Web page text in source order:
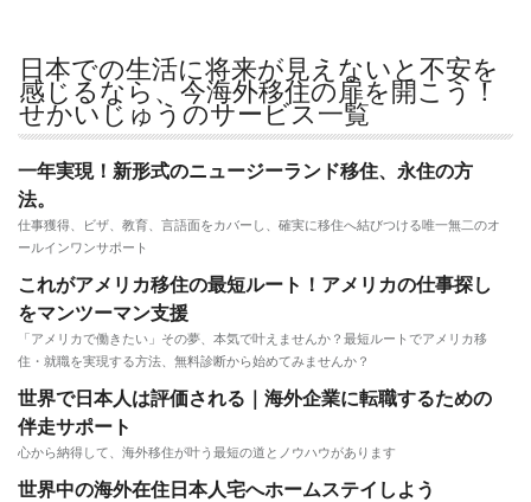
日本での生活に将来が見えないと不安を
感じるなら、今海外移住の扉を開こう！
せかいじゅうのサービス一覧
一年実現！新形式のニュージーランド移住、永住の方
法。
仕事獲得、ビザ、教育、言語面をカバーし、確実に移住へ結びつける唯一無二のオ
ールインワンサポート
これがアメリカ移住の最短ルート！アメリカの仕事探し
をマンツーマン支援
「アメリカで働きたい」その夢、本気で叶えませんか？最短ルートでアメリカ移
住・就職を実現する方法、無料診断から始めてみませんか？
世界で日本人は評価される｜海外企業に転職するための
伴走サポート
心から納得して、海外移住が叶う最短の道とノウハウがあります
世界中の海外在住日本人宅へホームステイしよう